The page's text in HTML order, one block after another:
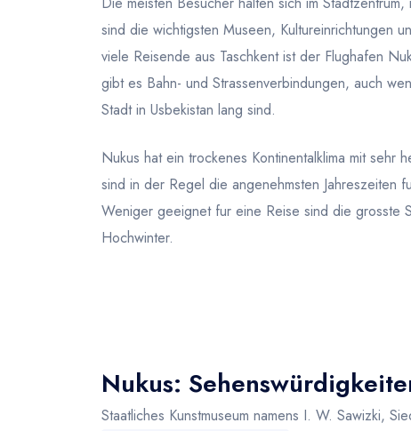
sind die wichtigsten Museen, Kultureinrichtungen
viele Reisende aus Taschkent ist der Flughafen
gibt es Bahn- und Strassenverbindungen, auch
Stadt in Usbekistan lang sind.
Nukus hat ein trockenes Kontinentalklima mit sehr
sind in der Regel die angenehmsten Jahreszeiten
Weniger geeignet fur eine Reise sind die grosste
Hochwinter.
Nukus:
Staatliches Kunstmuseum namens I. W. Sawizki,